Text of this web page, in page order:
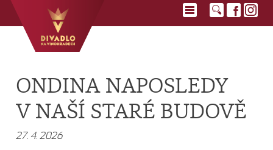
ONDINA NAPOSLEDY
V NAŠÍ STARÉ BUDOVĚ
27. 4. 2026